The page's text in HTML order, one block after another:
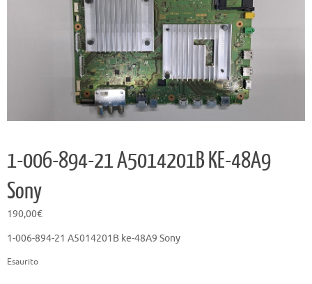
1-006-894-21 A5014201B KE-48A9
Sony
190,00€
1-006-894-21 A5014201B ke-48A9 Sony
Esaurito